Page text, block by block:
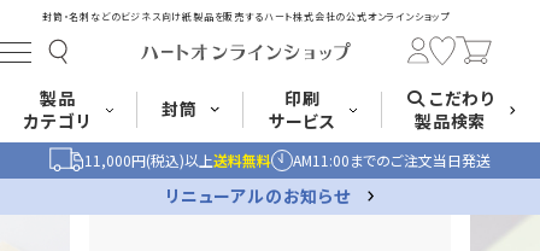
封筒・名刺などのビジネス向け紙製品を販売するハート株式会社の公式オンラインショップ
製品
カテゴリ
封筒
長形封筒 角形封筒 洋形封筒 その他
印刷
サービス
こだわり
製品検索
11,000円(税込)以上送料無料 AM11:00までのご注文当日発送
リニューアルのお知らせ